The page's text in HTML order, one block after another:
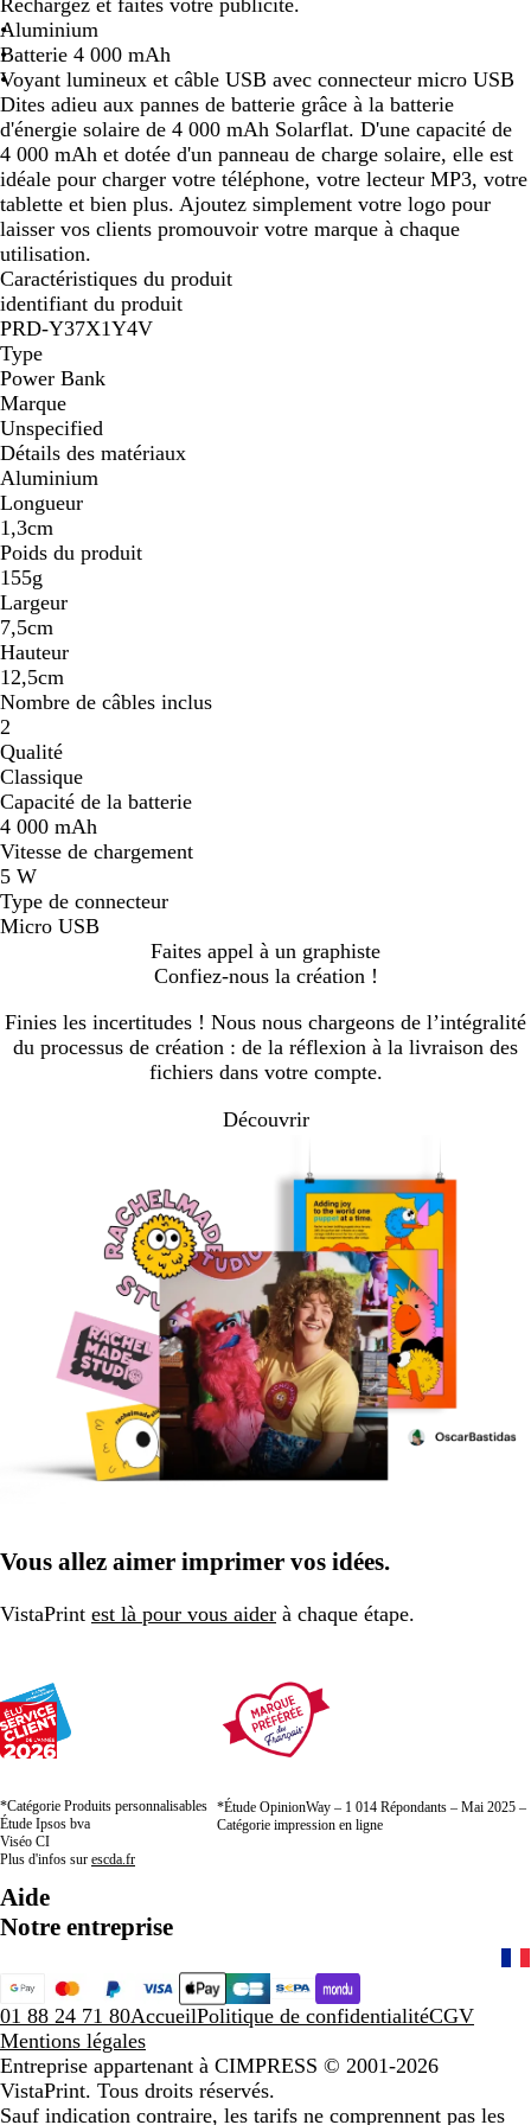
i
rAluminium
Batterie 4 000 mAh
Voyant lumineux et câble USB avec connecteur micro USB
Dites adieu aux pannes de batterie grâce à la batterie
d'énergie solaire de 4 000 mAh Solarflat. D'une capacité de
4 000 mAh et dotée d'un panneau de charge solaire, elle est
idéale pour charger votre téléphone, votre lecteur MP3, votre
tablette et bien plus. Ajoutez simplement votre logo pour
laisser vos clients promouvoir votre marque à chaque
utilisation.
Caractéristiques du produit
identifiant du produit
PRD-Y37X1Y4V
Type
Power Bank
Marque
Unspecified
Détails des matériaux
Aluminium
Longueur
1,3cm
Poids du produit
155g
Largeur
7,5cm
Hauteur
12,5cm
Nombre de câbles inclus
2
Qualité
Classique
Capacité de la batterie
4 000 mAh
Vitesse de chargement
5 W
Type de connecteur
Micro USB
Faites appel à un graphiste
Confiez-nous la création !
Finies les incertitudes ! Nous nous chargeons de l’intégralité
du processus de création : de la réflexion à la livraison des
fichiers dans votre compte.
Découvrir
Vous allez aimer imprimer vos idées.
VistaPrint est là pour vous aider à chaque étape.
*Catégorie Produits personnalisables
Étude Ipsos bva
Viséo CI
Plus d'infos sur escda.fr
*Étude OpinionWay – 1 014 Répondants – Mai 2025 –
Catégorie impression en ligne
Aide
Notre entreprise
01 88 24 71 80AccueilPolitique de confidentialitéCGV
Mentions légales
Entreprise appartenant à CIMPRESS © 2001-2026
VistaPrint. Tous droits réservés.
Sauf indication contraire, les tarifs ne comprennent pas les